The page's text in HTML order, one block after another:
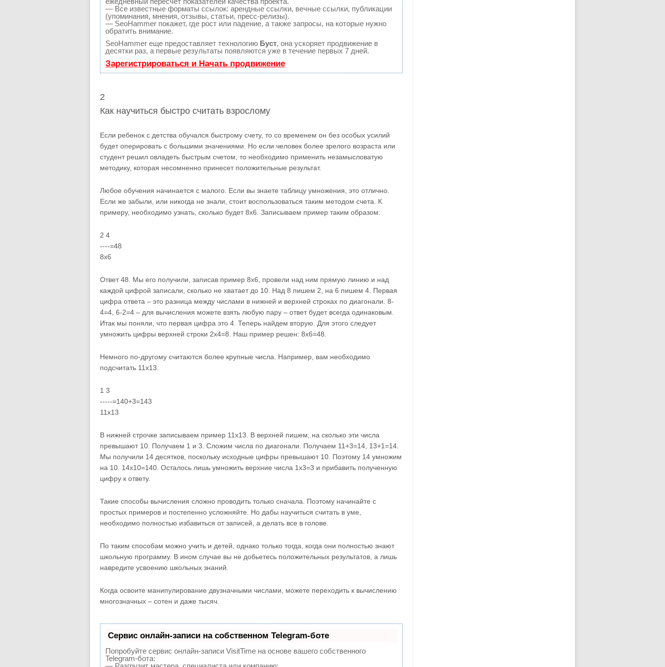
— Все известные форматы ссылок: арендные ссылки, вечные ссылки, публикации
(упоминания, мнения, отзывы, статьи, пресс-релизы).
— SeoHammer покажет, где рост или падение, а также запросы, на которые нужно
обратить внимание.
SeoHammer еще предоставляет технологию Буст, она ускоряет продвижение в
десятки раз, а первые результаты появляются уже в течение первых 7 дней.
Зарегистрироваться и Начать продвижение
2
Как научиться быстро считать взрослому
Если ребенок с детства обучался быстрому счету, то со временем он без особых усилий
будет оперировать с большими значениями. Но если человек более зрелого возраста или
студент решил овладеть быстрым счетом, то необходимо применить незамысловатую
методику, которая несомненно принесет положительные результат.
Любое обучения начинается с малого. Если вы знаете таблицу умножения, это отлично.
Если же забыли, или никогда не знали, стоит воспользоваться таким методом счета. К
примеру, необходимо узнать, сколько будет 8х6. Записываем пример таким образом:
2 4
----=48
8х6
Ответ 48. Мы его получили, записав пример 8х6, провели над ним прямую линию и над
каждой цифрой записали, сколько не хватает до 10. Над 8 пишем 2, на 6 пишем 4. Первая
цифра ответа – это разница между числами в нижней и верхней строках по диагонали. 8-
4=4, 6-2=4 – для вычисления можете взять любую пару – ответ будет всегда одинаковым.
Итак мы поняли, что первая цифра это 4. Теперь найдем вторую. Для этого следует
умножить цифры верхней строки 2х4=8. Наш пример решен: 8х6=48.
Немного по-другому считаются более крупные числа. Например, вам необходимо
подсчитать 11х13.
1 3
-----=140+3=143
11х13
В нижней строчке записываем пример 11х13. В верхней пишем, на сколько эти числа
превышают 10. Получаем 1 и 3. Сложим числа по диагонали. Получаем 11+3=14, 13+1=14.
Мы получили 14 десятков, поскольку исходные цифры превышают 10. Поэтому 14 умножим
на 10. 14х10=140. Осталось лишь умножить верхние числа 1х3=3 и прибавить полученную
цифру к ответу.
Такие способы вычисления сложно проводить только сначала. Поэтому начинайте с
простых примеров и постепенно усложняйте. Но дабы научиться считать в уме,
необходимо полностью избавиться от записей, а делать все в голове.
По таким способам можно учить и детей, однако только тогда, когда они полностью знают
школьную программу. В ином случае вы не добьетесь положительных результатов, а лишь
навредите усвоению школьных знаний.
Когда освоите манипулирование двузначными числами, можете переходить к вычислению
многозначных – сотен и даже тысяч.
Сервис онлайн-записи на собственном Telegram-боте
Попробуйте сервис онлайн-записи VisitTime на основе вашего собственного
Telegram-бота: